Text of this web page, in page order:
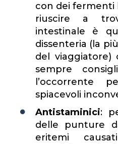
con dei fermenti
riuscire a
intestinale è
dissenteria (la
del viaggiatore)
sempre
l’occorrente
spiacevoli
Antistaminici:
delle punture
eritemi